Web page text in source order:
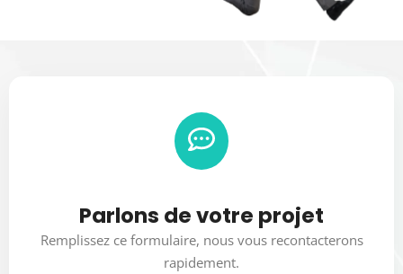
Parlons de votre projet
Remplissez ce formulaire, nous vous recontacterons
rapidement.